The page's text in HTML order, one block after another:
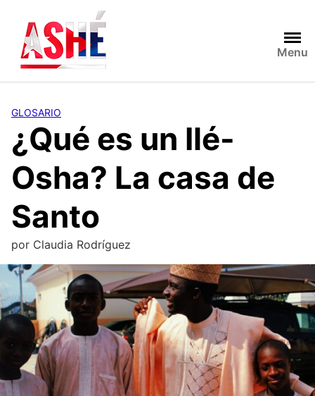
contenido
Menu
GLOSARIO
¿Qué es un Ilé-
Osha? La casa de
Santo
por Claudia Rodríguez